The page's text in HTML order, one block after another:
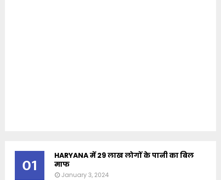
01
HARYANA में 29 लाख लोगों के पानी का बिल
माफ
January 3, 2024